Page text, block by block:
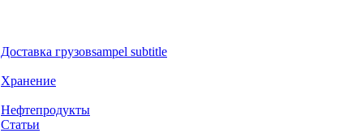
Доставка грузовsampel subtitle
Хранение
Нефтепродукты
Статьи